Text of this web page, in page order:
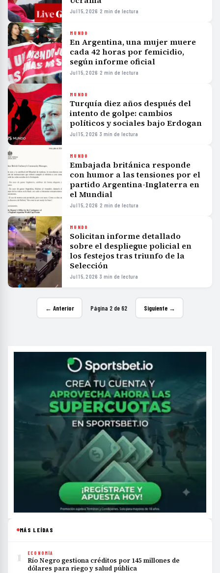
Jul 15, 2026 ·2 min de lectura
MUNDO
En Argentina, una mujer muere
cada 42 horas por femicidio,
según informe oficial
Jul 15, 2026 ·2 min de lectura
MUNDO
Turquía diez años después del
intento de golpe: cambios
políticos y sociales bajo Erdogan
Jul 15, 2026 ·3 min de lectura
MUNDO
Embajada británica responde
con humor a las tensiones por el
partido Argentina-Inglaterra en
el Mundial
Jul 15, 2026 ·2 min de lectura
MUNDO
Solicitan informe detallado
sobre el despliegue policial en
los festejos tras triunfo de la
Selección
Jul 15, 2026 ·3 min de lectura
← Anterior Página 2 de 62 Siguiente →
MÁS LEÍDAS
1 ECONOMÍA
Río Negro gestiona créditos por 145 millones de
dólares para riego y salud pública